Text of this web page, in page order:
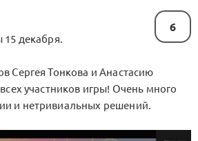
6
15 декабря.
Сергея Тонкова и Анастасию
участников игры! Очень много
и нетривиальных решений.